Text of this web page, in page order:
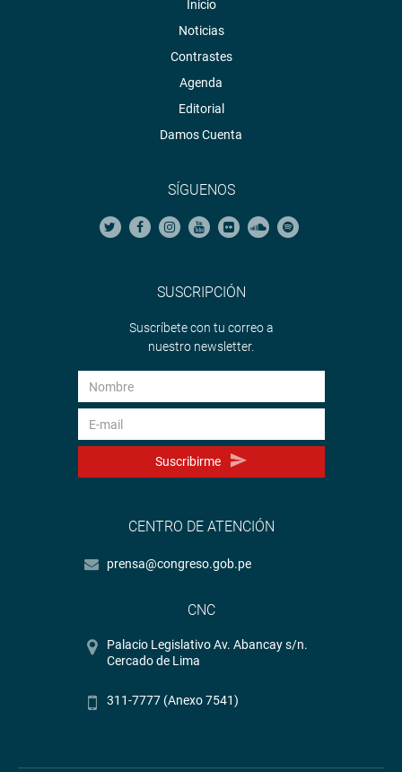
Inicio
Noticias
Contrastes
Agenda
Editorial
Damos Cuenta
SÍGUENOS
SUSCRIPCIÓN
Suscríbete con tu correo a
nuestro newsletter.
Suscribirme
CENTRO DE ATENCIÓN
prensa@congreso.gob.pe
CNC
Palacio Legislativo Av. Abancay s/n.
Cercado de Lima
311-7777 (Anexo 7541)